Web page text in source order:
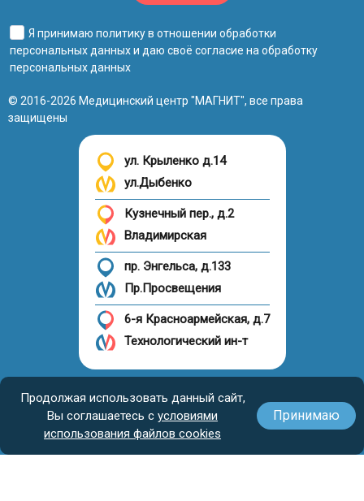
Продолжая использовать данный сайт,
Вы соглашаетесь с условиями
использования файлов cookies
Принимаю
Я принимаю политику в отношении обработки
персональных данныхи даю своё согласие на обработку
персональных данных
© 2016-2026 Медицинский центр "МАГНИТ", все права
защищены
ул. Крыленко д.14
ул.Дыбенко
Кузнечный пер., д.2
Владимирская
пр. Энгельса, д.133
Пр.Просвещения
6-я Красноармейская, д.7
Технологический ин-т
Налоговый вычет